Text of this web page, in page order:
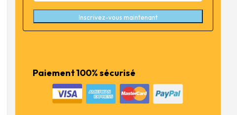
Inscrivez-vous maintenant
Paiement 100% sécurisé